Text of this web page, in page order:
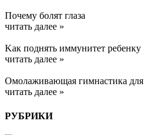
Почему болят глаза
читать далее »
Kак поднять иммунитет ребенку
читать далее »
Омолаживающая гимнастика
читать далее »
РУБРИКИ